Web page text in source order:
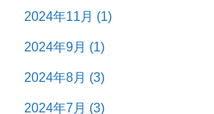
2024年11月 (1)
2024年9月 (1)
2024年8月 (3)
2024年7月 (3)